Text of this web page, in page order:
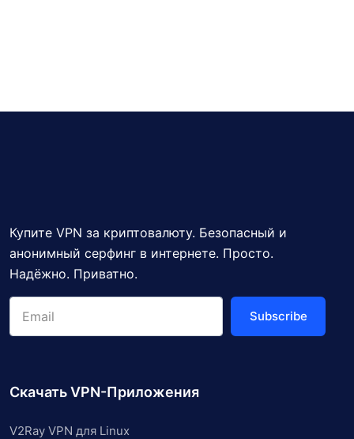
Купите VPN за криптовалюту. Безопасный и
анонимный серфинг в интернете. Просто.
Надёжно. Приватно.
Subscribe
Скачать VPN-Приложения
V2Ray VPN для Linux